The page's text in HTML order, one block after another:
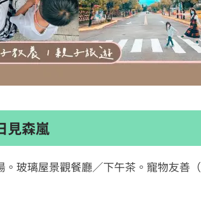
見森嵐
玻璃屋景觀餐廳／下午茶。寵物友善（